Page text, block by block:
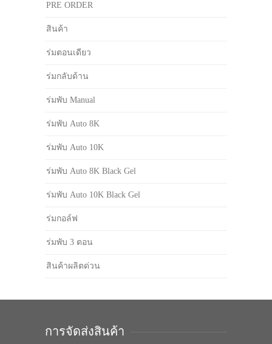
PRE ORDER
สินค้า
ร่มตอนเดียว
ร่มกลับด้าน
ร่มพับ Manual
ร่มพับ Auto 8K
ร่มพับ Auto 10K
ร่มพับ Auto 8K Black Gel
ร่มพับ Auto 10K Black Gel
ร่มกอล์ฟ
ร่มพับ 3 ตอน
สินค้าผลิตด่วน
การจัดส่งสินค้า